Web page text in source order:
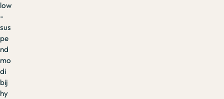
low
-
sus
pe
nd
mo
di
bij
hy